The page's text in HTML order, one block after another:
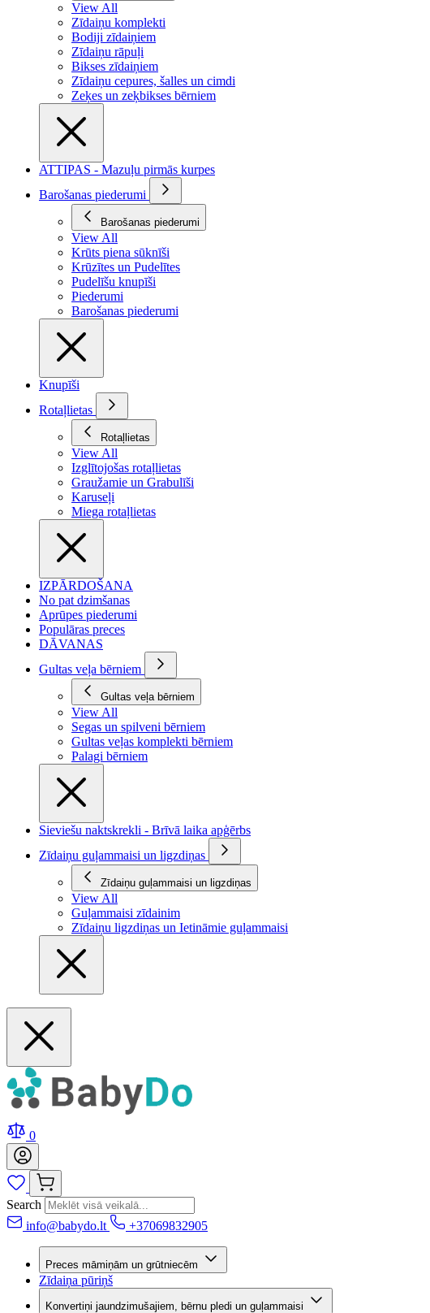
View All
Zīdaiņu komplekti
Bodiji zīdaiņiem
Zīdaiņu rāpuļi
Bikses zīdaiņiem
Zīdaiņu cepures, šalles un cimdi
Zeķes un zeķbikses bērniem
ATTIPAS - Mazuļu pirmās kurpes
Barošanas piederumi
Barošanas piederumi
View All
Krūts piena sūknīši
Krūzītes un Pudelītes
Pudelīšu knupīši
Piederumi
Barošanas piederumi
Knupīši
Rotaļlietas
Rotaļlietas
View All
Izglītojošas rotaļlietas
Graužamie un Grabulīši
Karuseļi
Miega rotaļlietas
IZPĀRDOŠANA
No pat dzimšanas
Aprūpes piederumi
Populāras preces
DĀVANAS
Gultas veļa bērniem
Gultas veļa bērniem
View All
Segas un spilveni bērniem
Gultas veļas komplekti bērniem
Palagi bērniem
Sieviešu naktskrekli - Brīvā laika apģērbs
Zīdaiņu guļammaisi un ligzdiņas
Zīdaiņu guļammaisi un ligzdiņas
View All
Guļammaisi zīdainim
Zīdaiņu ligzdiņas un Ietināmie guļammaisi
0
Search
info@babydo.lt
+37069832905
Preces māmiņām un grūtniecēm
Zīdaiņa pūriņš
Konvertiņi jaundzimušajiem, bērnu pledi un guļammaisi